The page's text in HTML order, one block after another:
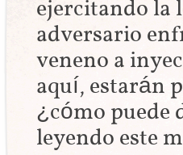
ejercitando la
adversario
veneno a
aquí, estarán
¿cómo puede
leyendo este